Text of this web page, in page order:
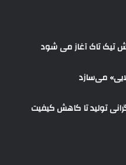
تیک تاک آغاز می شود
می‌سازد
گرانی تولید تا کاهش کیفیت